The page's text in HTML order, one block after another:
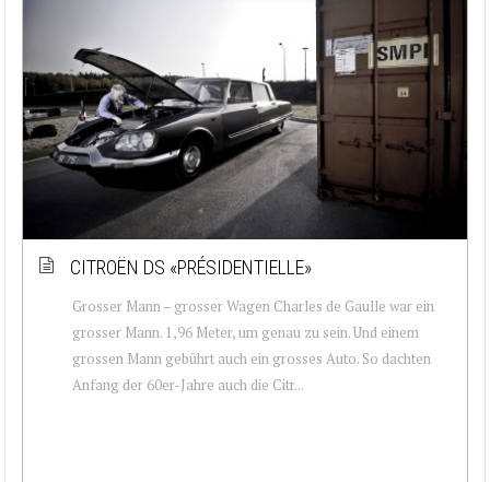
CITROËN DS «PRÉSIDENTIELLE»
Grosser Mann – grosser Wagen Charles de Gaulle war ein
grosser Mann. 1,96 Meter, um genau zu sein. Und einem
grossen Mann gebührt auch ein grosses Auto. So dachten
Anfang der 60er-Jahre auch die Citr...